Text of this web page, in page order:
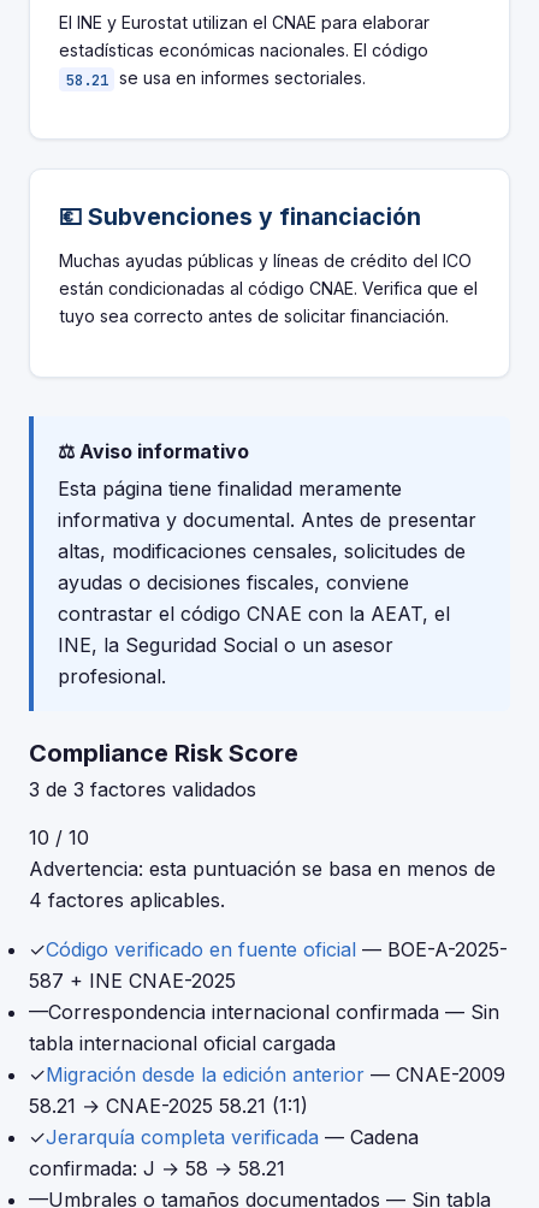
El INE y Eurostat utilizan el CNAE para elaborar
estadísticas económicas nacionales. El código
58.21 se usa en informes sectoriales.
💶 Subvenciones y financiación
Muchas ayudas públicas y líneas de crédito del ICO
están condicionadas al código CNAE. Verifica que el
tuyo sea correcto antes de solicitar financiación.
⚖️ Aviso informativo
Esta página tiene finalidad meramente
informativa y documental. Antes de presentar
altas, modificaciones censales, solicitudes de
ayudas o decisiones fiscales, conviene
contrastar el código CNAE con la AEAT, el
INE, la Seguridad Social o un asesor
profesional.
Compliance Risk Score
3 de 3 factores validados
10 / 10
Advertencia: esta puntuación se basa en menos de
4 factores aplicables.
✓Código verificado en fuente oficial — BOE-A-2025-
587 + INE CNAE-2025
—Correspondencia internacional confirmada — Sin
tabla internacional oficial cargada
✓Migración desde la edición anterior — CNAE-2009
58.21 → CNAE-2025 58.21 (1:1)
✓Jerarquía completa verificada — Cadena
confirmada: J → 58 → 58.21
—Umbrales o tamaños documentados — Sin tabla